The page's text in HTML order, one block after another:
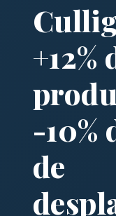
+12%
-10%
de